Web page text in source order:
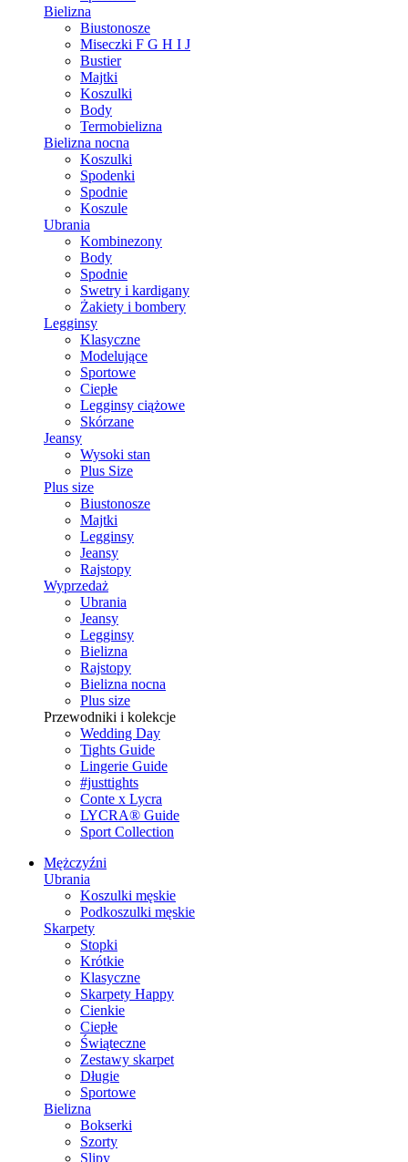
Bielizna
Biustonosze
Miseczki F G H I J
Bustier
Majtki
Koszulki
Body
Termobielizna
Bielizna nocna
Koszulki
Spodenki
Spodnie
Koszule
Ubrania
Kombinezony
Body
Spodnie
Swetry i kardigany
Żakiety i bombery
Legginsy
Klasyczne
Modelujące
Sportowe
Ciepłe
Legginsy ciążowe
Skórzane
Jeansy
Wysoki stan
Plus Size
Plus size
Biustonosze
Majtki
Legginsy
Jeansy
Rajstopy
Wyprzedaż
Ubrania
Jeansy
Legginsy
Bielizna
Rajstopy
Bielizna nocna
Plus size
Przewodniki i kolekcje
Wedding Day
Tights Guide
Lingerie Guide
#justtights
Conte x Lycra
LYCRA® Guide
Sport Сollection
Mężczyźni
Ubrania
Koszulki męskie
Podkoszulki męskie
Skarpety
Stopki
Krótkie
Klasyczne
Skarpety Happy
Cienkie
Ciepłe
Świąteczne
Zestawy skarpet
Długie
Sportowe
Bielizna
Bokserki
Szorty
Slipy